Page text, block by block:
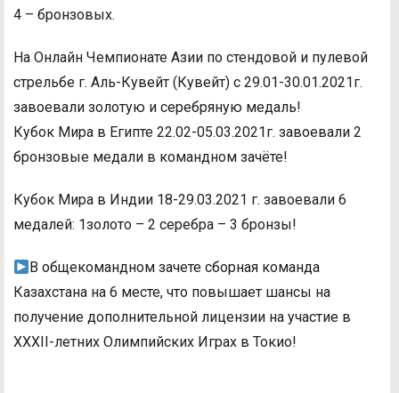
4 – бронзовых.
На Онлайн Чемпионате Азии по стендовой и пулевой
стрельбе г. Аль-Кувейт (Кувейт) с 29.01-30.01.2021г.
завоевали золотую и серебряную медаль!
Кубок Мира в Египте 22.02-05.03.2021г. завоевали 2
бронзовые медали в командном зачёте!
Кубок Мира в Индии 18-29.03.2021 г. завоевали 6
медалей: 1золото – 2 серебра – 3 бронзы!
В общекомандном зачете сборная команда
Казахстана на 6 месте, что повышает шансы на
получение дополнительной лицензии на участие в
ХХХІІ-летних Олимпийских Играх в Токио!